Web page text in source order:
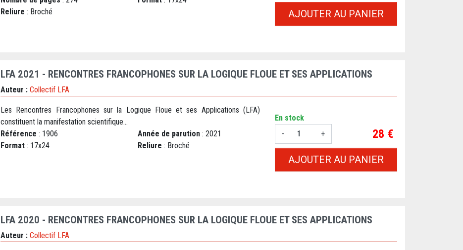
Reliure : Broché AJOUTER AU PANIER
LFA 2021 - RENCONTRES FRANCOPHONES SUR LA LOGIQUE FLOUE ET SES APPLICATIONS
Auteur : Collectif LFA
Les Rencontres Francophones sur la Logique Floue et ses Applications (LFA)
constituent la manifestation scientifique...
Référence : 1906 Année de parution : 2021
Format : 17x24 Reliure : Broché
En stock
-
+ Prix
28 €
AJOUTER AU PANIER
LFA 2020 - RENCONTRES FRANCOPHONES SUR LA LOGIQUE FLOUE ET SES APPLICATIONS
Auteur : Collectif LFA